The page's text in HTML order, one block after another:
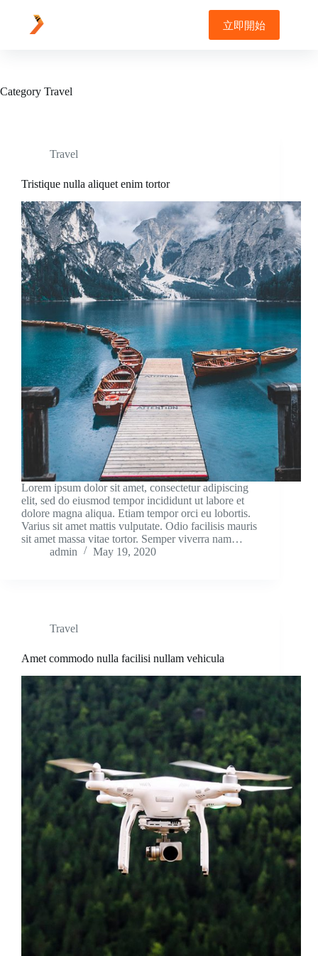
content
立即開始
Category Travel
Travel
Tristique nulla aliquet enim tortor
Lorem ipsum dolor sit amet, consectetur adipiscing
elit, sed do eiusmod tempor incididunt ut labore et
dolore magna aliqua. Etiam tempor orci eu lobortis.
Varius sit amet mattis vulputate. Odio facilisis mauris
sit amet massa vitae tortor. Semper viverra nam…
admin
May 19, 2020
Travel
Amet commodo nulla facilisi nullam vehicula